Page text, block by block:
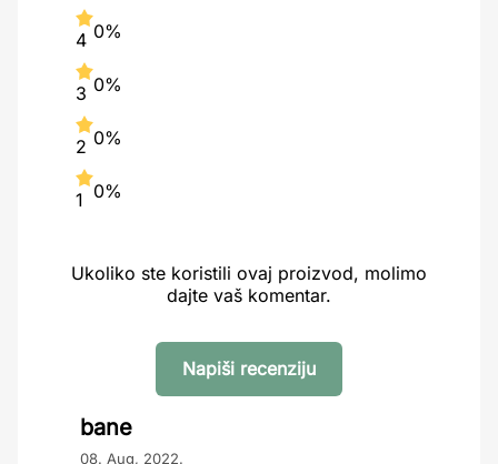
4 0%
3 0%
2 0%
1 0%
Ukoliko ste koristili ovaj proizvod, molimo
dajte vaš komentar.
Napiši recenziju
bane
08. Aug, 2022.